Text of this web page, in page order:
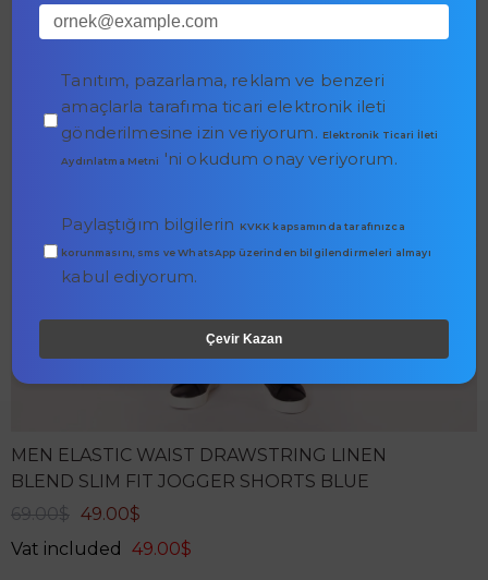
MEN ELASTIC WAIST DRAWSTRING LINEN
BLEND SLIM FIT JOGGER SHORTS BLUE
69.00$ 49.00$
Vat included
49.00$
Tanıtım, pazarlama, reklam ve benzeri
amaçlarla tarafıma ticari elektronik ileti
gönderilmesine izin veriyorum. Elektronik Ticari İleti
Aydınlatma Metni 'ni okudum onay veriyorum.
Paylaştığım bilgilerin KVKK kapsamında tarafınızca
korunmasını, sms ve WhatsApp üzerinden bilgilendirmeleri almayı
kabul ediyorum.
Çevir Kazan